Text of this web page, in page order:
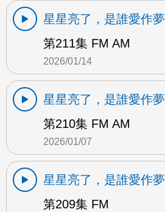
星星亮了，是誰愛作夢
第211集 FM AM
2026/01/14
星星亮了，是誰愛作夢
第210集 FM AM
2026/01/07
星星亮了，是誰愛作夢
第209集 FM